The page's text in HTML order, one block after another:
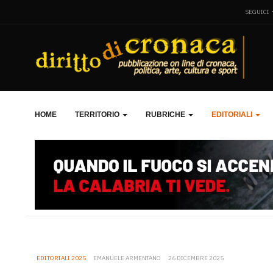
SEGUICI
HOME TERRITORIO RUBRICHE EDITORIALI
EDITORIALI 2025 EMANUELE ARMENTANO 26 DICEMBRE 2025